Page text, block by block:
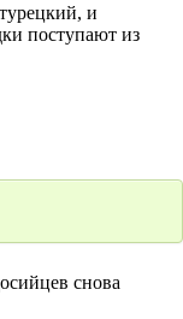
и
поступают из
снова